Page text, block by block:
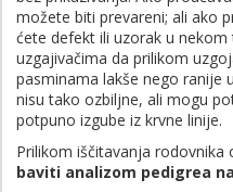
možete biti prevareni; ali ako
ćete defekt ili uzorak u
uzgajivačima da prilikom
pasminama lakše nego ranije
nisu tako ozbiljne, ali mogu
potpuno izgube iz krvne linije.
Prilikom iščitavanja rodovnika
baviti analizom pedigrea